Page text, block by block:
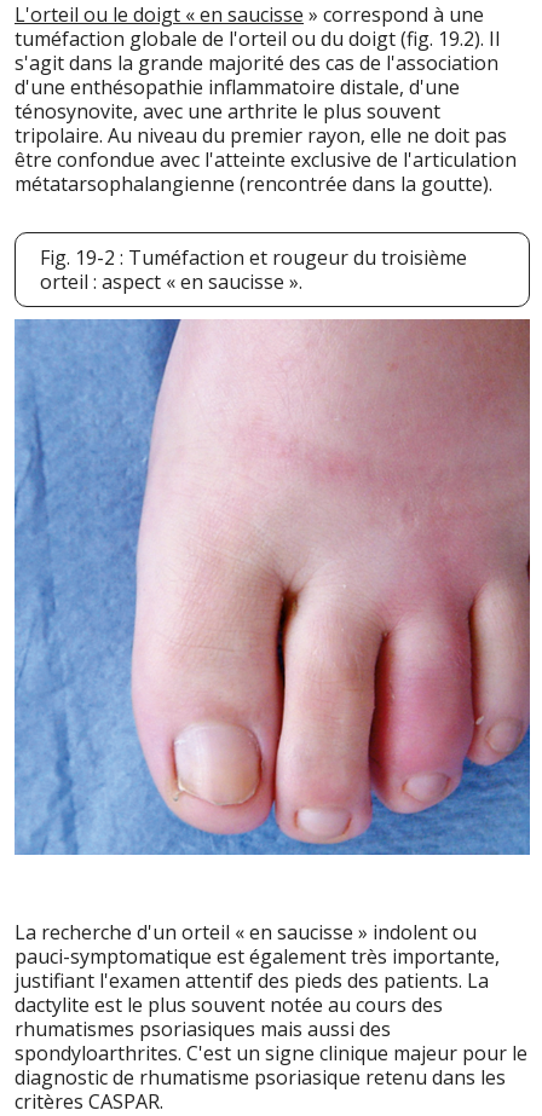
L'orteil ou le doigt « en saucisse » correspond à une
tuméfaction globale de l'orteil ou du doigt (fig. 19.2). Il
s'agit dans la grande majorité des cas de l'association
d'une enthésopathie inflammatoire distale, d'une
ténosynovite, avec une arthrite le plus souvent
tripolaire. Au niveau du premier rayon, elle ne doit pas
être confondue avec l'atteinte exclusive de l'articulation
métatarsophalangienne (rencontrée dans la goutte).
Fig. 19-2 : Tuméfaction et rougeur du troisième
orteil : aspect « en saucisse ».
La recherche d'un orteil « en saucisse » indolent ou
pauci-symptomatique est également très importante,
justifiant l'examen attentif des pieds des patients. La
dactylite est le plus souvent notée au cours des
rhumatismes psoriasiques mais aussi des
spondyloarthrites. C'est un signe clinique majeur pour le
diagnostic de rhumatisme psoriasique retenu dans les
critères CASPAR.